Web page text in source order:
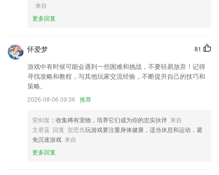
6,保存在手机中的错题都可以通过打印机快速的打印出来;
bb网页app软件优势
质提升；
2.】数学、英语、物理、化学、地理、生物等等科目，都可以有专业名师
为您辅导
3.会详细的解析不同的知识点，对于每一个知识点都能够更好的掌握住。
4.排查薄弱，逐个击破，及时巩固，踏实攻克，高效练习。
5.在线查看带来的知识点讲解内容，同步学习考点知识。
6.学习内容有保障，思维能力更多元
bb网页app更新了什么?
来自
更多回复
81
怀爱梦
游戏中有时候可能会遇到一些困难和挑战，不要轻易放弃！记得
寻找攻略和教程，与其他玩家交流经验，不断提升自己的技巧和
策略。
2026-08-06 09:36 推荐
荣剑发 ：收集稀有宠物，培养它们成为你的忠实伙伴 来自
文君蓝 回复 贺思先玩游戏要注重身体健康，适当休息和运动，避
免沉迷游戏 来自
更多回复